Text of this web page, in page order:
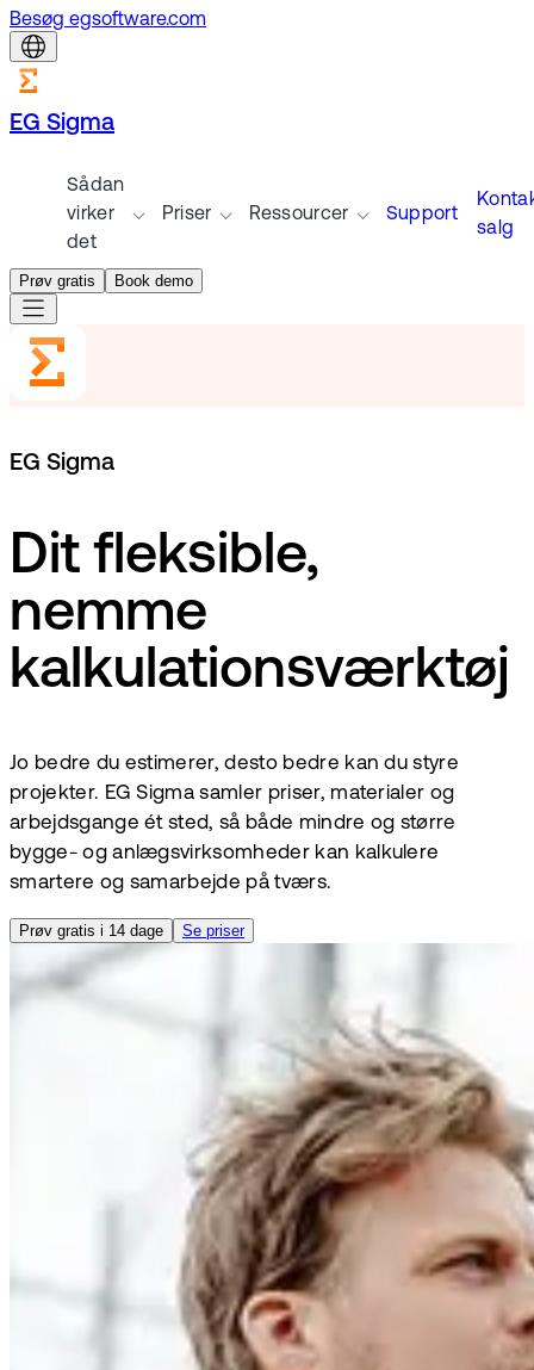
Besøg egsoftware.com
EG Sigma
Sådan
virker
det
Priser Ressourcer Support
salg
Prøv gratis Book demo
EG Sigma
Dit fleksible,
nemme
kalkulationsværktøj
Jo bedre du estimerer, desto bedre kan du styre
projekter. EG Sigma samler priser, materialer og
arbejdsgange ét sted, så både mindre og større
bygge- og anlægsvirksomheder kan kalkulere
smartere og samarbejde på tværs.
Prøv gratis i 14 dage Se priser